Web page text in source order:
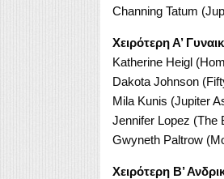
Channing Tatum
Χειρότερη Α’
Katherine Heigl
Dakota Johnson
Mila Kunis (Jupiter
Jennifer Lopez (The
Gwyneth Paltrow
Χειρότερη Β’